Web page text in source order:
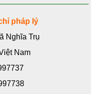
pháp lý
Nghĩa Trụ
Nam